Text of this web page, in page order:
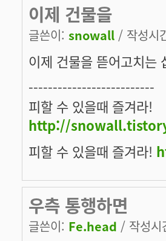
이제 건물을
글쓴이: snowall / 작성시
이제 건물을 뜯어고치는
--------------------------
피할 수 있을때 즐겨라!
http://
피할 수 있을때 즐겨라!
우측 통행하면
글쓴이: Fe.head / 작성